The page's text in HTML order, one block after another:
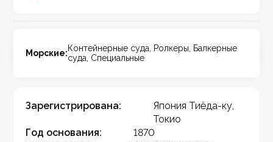
Морские:Контейнерные суда, Ролкеры, Балкерные
суда, Специальные
Зарегистрирована:
Япония Тиёда-ку,
Токио
Год основания:
1870